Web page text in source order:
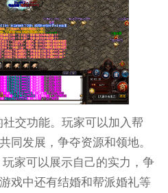
交功能。玩家可以加入帮
同发展，争夺资源和领地。
家可以展示自己的实力，争
戏中还有结婚和帮派婚礼等